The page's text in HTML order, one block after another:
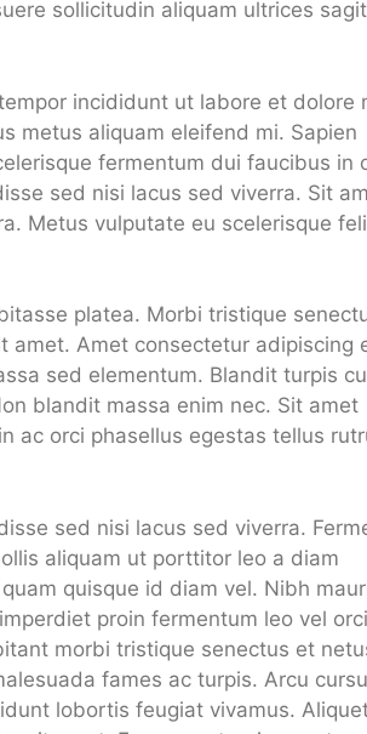
sollicitudin aliquam ultrices
incididunt ut labore et dolore
metus aliquam eleifend mi. Sapien
fermentum dui faucibus in
sed nisi lacus sed viverra. Sit
Metus vulputate eu scelerisque
platea. Morbi tristique
amet. Amet consectetur adipiscing
sed elementum. Blandit turpis
blandit massa enim nec. Sit amet
ac orci phasellus egestas tellus
sed nisi lacus sed viverra.
aliquam ut porttitor leo a diam
quisque id diam vel. Nibh
proin fermentum leo vel orci
morbi tristique senectus et
fames ac turpis. Arcu
lobortis feugiat vivamus.